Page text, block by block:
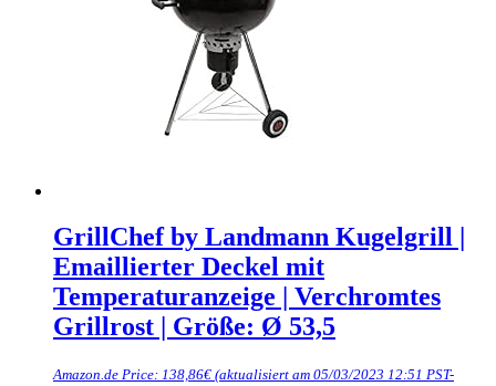
GrillChef by Landmann Kugelgrill |
Emaillierter Deckel mit
Temperaturanzeige | Verchromtes
Grillrost | Größe: Ø 53,5
Amazon.de Price: 138,86€ (aktualisiert am 05/03/2023 12:51 PST-